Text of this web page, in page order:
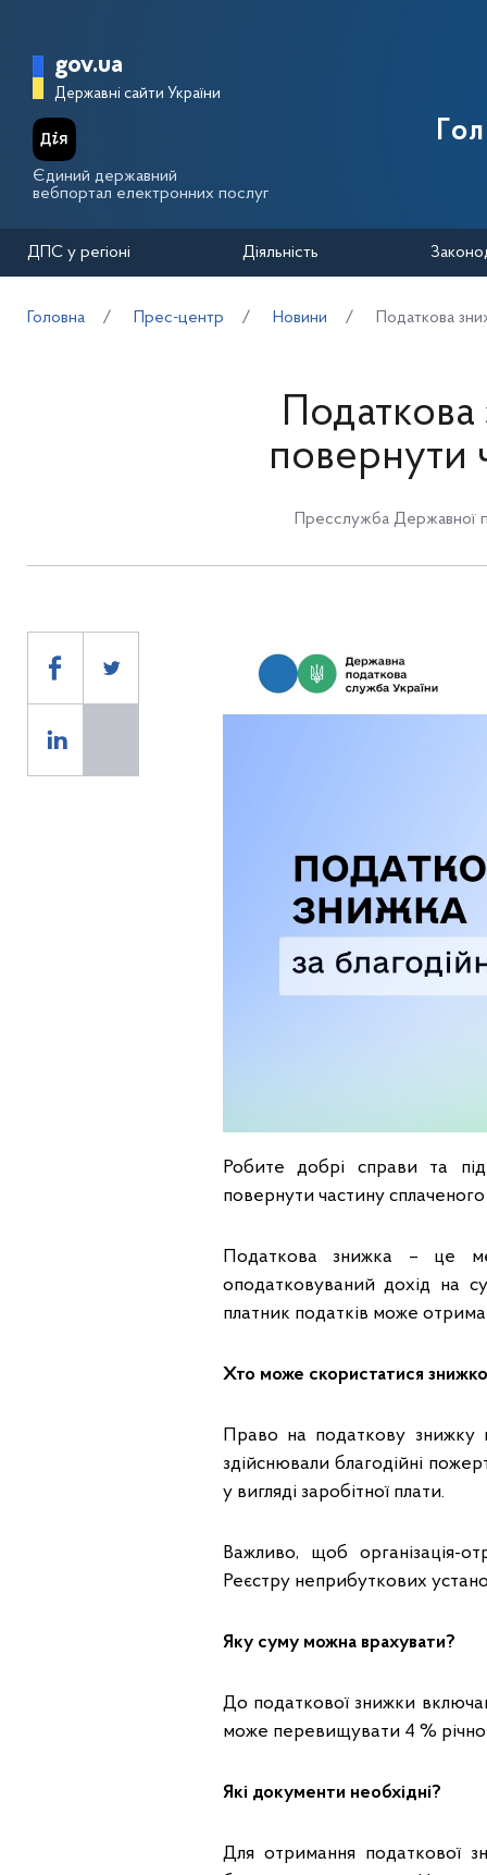
Головна сторінка Державної
gov.ua
Державні сайти України
Єдиний державний
вебпортал електронних послуг
ДПС у регіоні Діяльність
Головна Прес-центр Новини Податкова
Податкова
повернути
Пресслужба Державної
Робите добрі справи та
повернути частину
Податкова знижка – це
оподатковуваний дохід на
платник податків може
Хто може скористатися
Право на податкову знижку
здійснювали благодійні
у вигляді заробітної плати.
Важливо, щоб організація-
Реєстру неприбуткових
Яку суму можна врахувати?
До податкової знижки
може перевищувати 4 %
Які документи необхідні?
Для отримання податкової